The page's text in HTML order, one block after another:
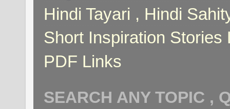
Hindi Tayari , Hindi
Short Inspiration Stories
PDF Links
SEARCH ANY TOPIC ,